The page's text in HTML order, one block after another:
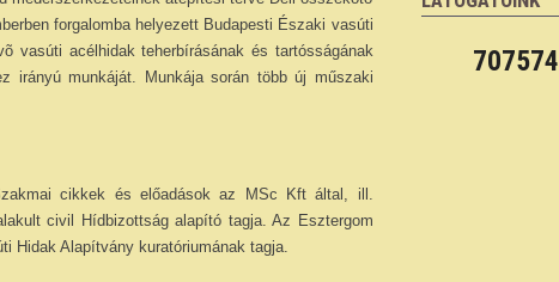
forgalomba helyezett Budapesti Északi vasúti
vasúti acélhidak teherbírásának és tartósságának
irányú munkáját. Munkája során több új műszaki
cikkek és előadások az MSc Kft által, ill.
civil Hídbizottság alapító tagja. Az Esztergom
Hidak Alapítvány kuratóriumának tagja.
707574